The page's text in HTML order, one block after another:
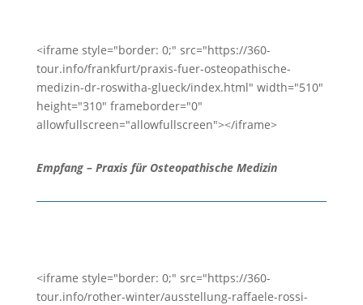
<iframe style="border: 0;" src="https://360-
tour.info/frankfurt/praxis-fuer-osteopathische-
medizin-dr-roswitha-glueck/index.html" width="510"
height="310" frameborder="0"
allowfullscreen="allowfullscreen"></iframe>
Empfang – Praxis für Osteopathische Medizin
<iframe style="border: 0;" src="https://360-
tour.info/rother-winter/ausstellung-raffaele-rossi-